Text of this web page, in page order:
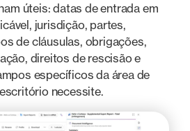
úteis: datas de entrada em
jurisdição, partes,
de cláusulas, obrigações,
direitos de rescisão e
específicos da área de
necessite.